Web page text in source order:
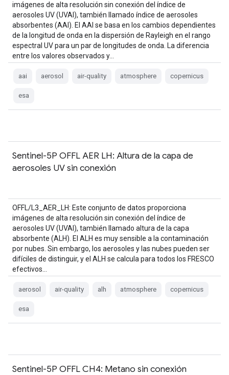
imágenes de alta resolución sin conexión del índice de
aerosoles UV (UVAI), también llamado índice de aerosoles
absorbentes (AAI). El AAI se basa en los cambios dependientes
de la longitud de onda en la dispersión de Rayleigh en el rango
espectral UV para un par de longitudes de onda. La diferencia
entre los valores observados y…
aai aerosol air-quality atmosphere copernicus
esa
Sentinel-5P OFFL AER LH: Altura de la capa de
aerosoles UV sin conexión
OFFL/L3_AER_LH: Este conjunto de datos proporciona
imágenes de alta resolución sin conexión del índice de
aerosoles UV (UVAI), también llamado altura de la capa
absorbente (ALH). El ALH es muy sensible a la contaminación
por nubes. Sin embargo, los aerosoles y las nubes pueden ser
difíciles de distinguir, y el ALH se calcula para todos los FRESCO
efectivos…
aerosol air-quality alh atmosphere copernicus
esa
Sentinel-5P OFFL CH4: Metano sin conexión